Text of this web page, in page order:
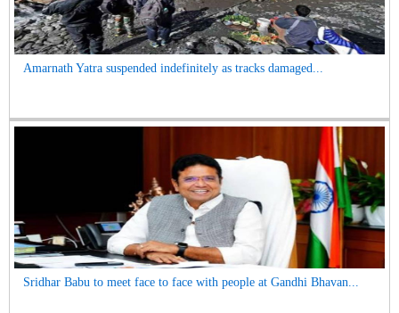
Amarnath Yatra suspended indefinitely as tracks damaged...
Sridhar Babu to meet face to face with people at Gandhi Bhavan...